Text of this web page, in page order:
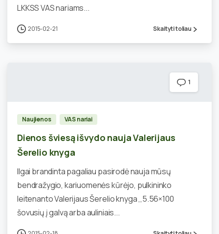
LKKSS VAS nariams...
2015-02-21 Skaityti toliau
1
Naujienos VAS nariai
Dienos šviesą išvydo nauja Valerijaus
Šerelio knyga
Ilgai brandinta pagaliau pasirodė nauja mūsų
bendražygio, kariuomenės kūrėjo, pulkininko
leitenanto Valerijaus Šerelio knyga ,,5.56×100
šovusių į galvą arba auliniais...